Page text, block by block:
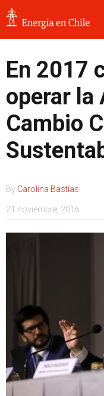
En 2017
operar la
Cambio
By Carolina Bastías
21 noviembre, 2016